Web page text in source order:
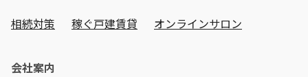
相続対策 稼ぐ戸建賃貸 オンラインサロン
会社案内